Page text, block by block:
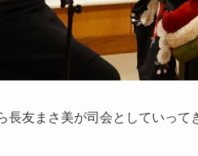
長友まさ美が司会としていって